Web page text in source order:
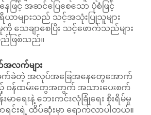
ြင့် အဆင်ပြေစေသော ပုံစံဖြင့်
ရိယာများသည် သင့်အသုံးပြုသူများ
သေချာစေပြီး သင့်ဖောက်သည်များ
ည်ဖြစ်သည်။
အလက်များ
ခဲတဲ့ အလုပ်အခြေအနေတွေအောက်
ယ့် ဝန်ထမ်းတွေအတွက် အသားပေးစက်
ာရေးနဲ့ ဘေးကင်းလုံခြုံရေး စိုးရိမ်မှု
စာရင်းရဲ့ ထိပ်ဆုံးမှာ ရောက်လာပါတယ်။